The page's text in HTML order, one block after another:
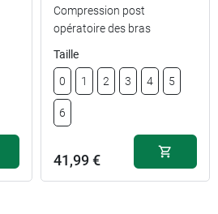
40,99 €
XL 40,99 €
Compression post
opératoire des bras
Taille
0 1 2 3 4 5
6
41,99 €